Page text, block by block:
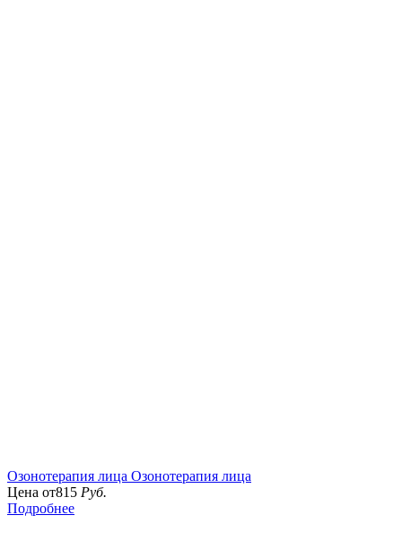
Озонотерапия лица Озонотерапия лица
Цена от815 Руб.
Подробнее